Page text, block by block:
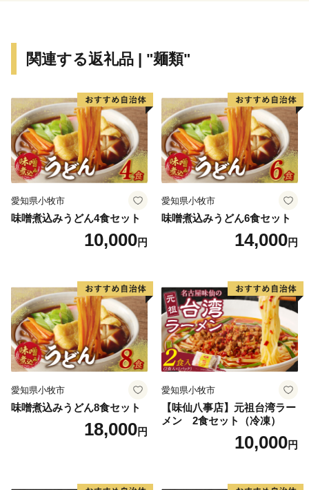
関連する返礼品 | "麺類"
愛知県小牧市
味噌煮込みうどん4食セット
10,000円
愛知県小牧市
味噌煮込みうどん6食セット
14,000円
愛知県小牧市
味噌煮込みうどん8食セット
18,000円
愛知県小牧市
【味仙八事店】元祖台湾ラー
メン 2食セット（冷凍）
10,000円